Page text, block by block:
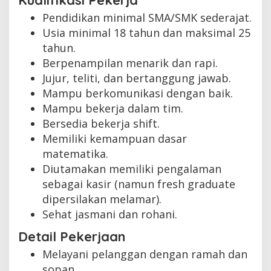
Pendidikan minimal SMA/SMK sederajat.
Usia minimal 18 tahun dan maksimal 25
tahun.
Berpenampilan menarik dan rapi.
Jujur, teliti, dan bertanggung jawab.
Mampu berkomunikasi dengan baik.
Mampu bekerja dalam tim.
Bersedia bekerja shift.
Memiliki kemampuan dasar
matematika.
Diutamakan memiliki pengalaman
sebagai kasir (namun fresh graduate
dipersilakan melamar).
Sehat jasmani dan rohani.
Detail Pekerjaan
Melayani pelanggan dengan ramah dan